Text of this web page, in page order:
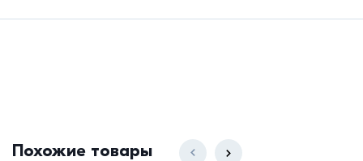
Похожие товары